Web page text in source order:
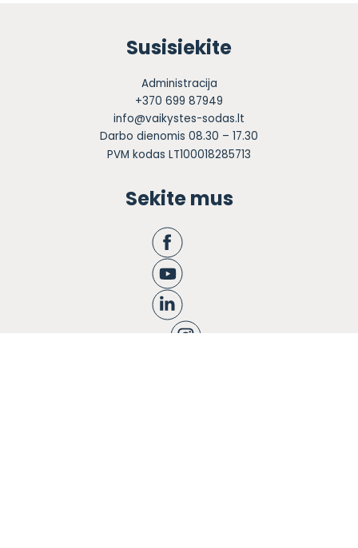
Susisiekite
Administracija
+370 699 87949
info@vaikystes-sodas.lt
Darbo dienomis 08.30 – 17.30
PVM kodas LT100018285713
Sekite mus